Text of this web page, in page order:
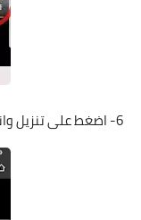
6- اضغط على تنزيل وانتظر حتى يكتمل التنزيل ومبروك عليك.